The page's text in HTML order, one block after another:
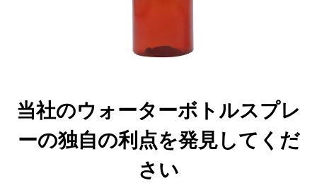
当社のウォーターボトルスプレ
ーの独自の利点を発見してくだ
さい